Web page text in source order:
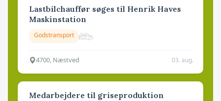
Lastbilchauffør søges til Henrik Haves
Maskinstation
Godstransport
4700, Næstved 03. aug.
Medarbejdere til griseproduktion